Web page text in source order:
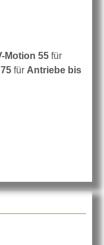
Motion 55 für
für Antriebe bis